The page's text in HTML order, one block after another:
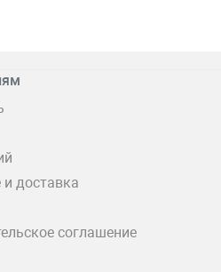
и доставка
соглашение